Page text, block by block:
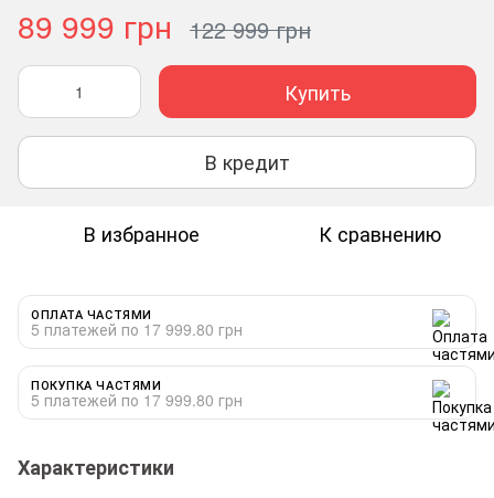
89 999 грн 122 999 грн
Купить
В кредит
В избранное К сравнению
ОПЛАТА ЧАСТЯМИ
5 платежей по 17 999.80 грн
ПОКУПКА ЧАСТЯМИ
5 платежей по 17 999.80 грн
Характеристики